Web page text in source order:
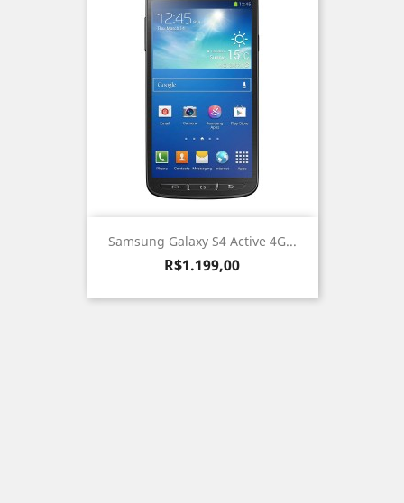
Samsung Galaxy S4 Active 4G...
Preço
R$1.199,00